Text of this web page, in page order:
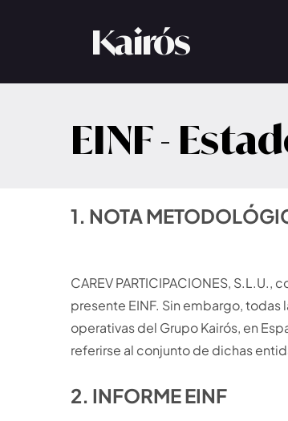
Kairós
Servicios
English
EINF -
1. NOTA
CAREV PARTICIPACIONES,
presente EINF. Sin embargo,
operativas del Grupo Kairós, en
referirse al conjunto de dichas
2. INFORME EINF